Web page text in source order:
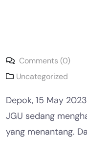
Comments (0)
Uncategorized
Depok, 15 May
JGU sedang
yang menantang.